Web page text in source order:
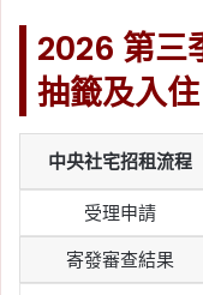
2026 第三
抽籤及入
中央社宅招租流程
受理申請
寄發審查結果